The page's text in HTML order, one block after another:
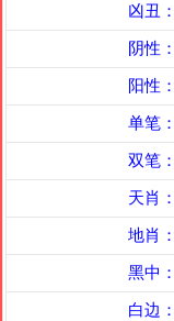
凶丑：
阴性：
阳性：
单笔：
双笔：
天肖：
地肖：
黑中：
白边：